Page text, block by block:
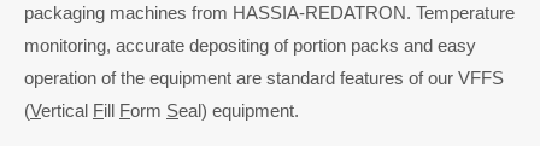
packaging machines from HASSIA-REDATRON. Temperature
monitoring, accurate depositing of portion packs and easy
operation of the equipment are standard features of our VFFS
(Vertical Fill Form Seal) equipment.